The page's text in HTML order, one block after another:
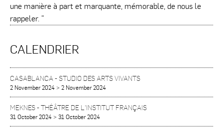
une manière à part et marquante, mémorable, de nous le
rappeler. "
CALENDRIER
CASABLANCA -STUDIO DES ARTS VIVANTS
2 November 2024 > 2 November 2024
MEKNES-THÉÂTRE DE L'INSTITUT FRANÇAIS
31 October 2024 > 31 October 2024